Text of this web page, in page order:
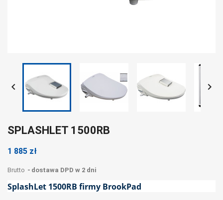
 
SPLASHLET 1500RB
1 885 zł
Brutto dostawa DPD w 2 dni
SplashLet 1500RB firmy BrookPad